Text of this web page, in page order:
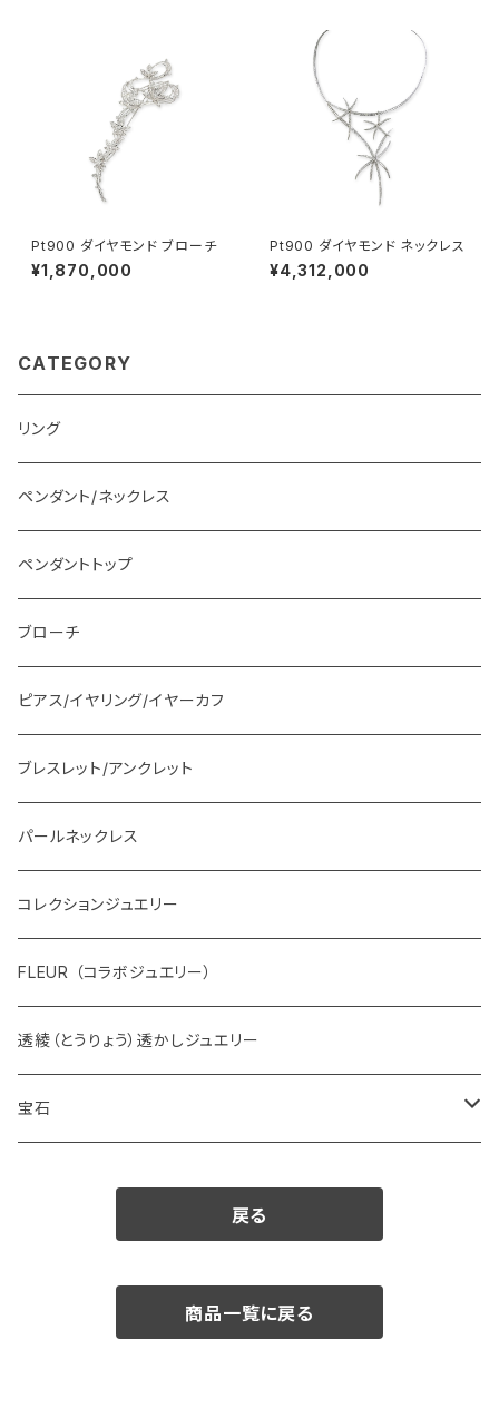
Pt900 ダイヤモンド ブローチ
¥1,870,000
Pt900 ダイヤモンド ネックレス
¥4,312,000
CATEGORY
リング
ペンダント/ネックレス
ペンダントトップ
ブローチ
ピアス/イヤリング/イヤーカフ
ブレスレット/アンクレット
パールネックレス
コレクションジュエリー
FLEUR （コラボジュエリー）
透綾（とうりょう）透かしジュエリー
宝石
カラーストーン
戻る
商品一覧に戻る